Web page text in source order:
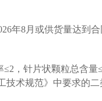
年8月或供货量达到
，针片状颗粒总含
技术规范》中要求的二